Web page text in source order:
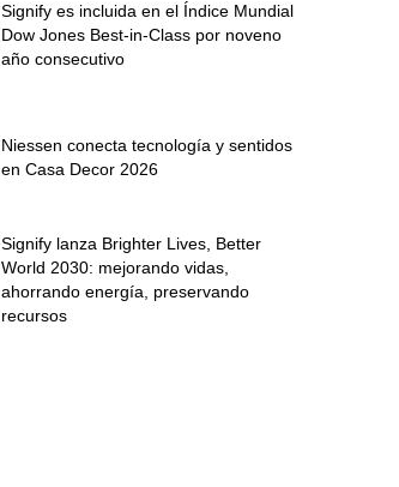
Signify es incluida en el Índice Mundial
Dow Jones Best-in-Class por noveno
año consecutivo
Niessen conecta tecnología y sentidos
en Casa Decor 2026
Signify lanza Brighter Lives, Better
World 2030: mejorando vidas,
ahorrando energía, preservando
recursos